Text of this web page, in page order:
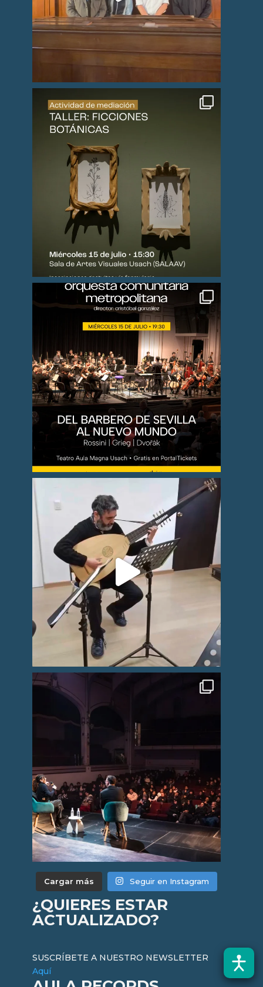
Cargar más Seguir en Instagram
¿QUIERES ESTAR
ACTUALIZADO?
SUSCRÍBETE A NUESTRO NEWSLETTER
Aquí